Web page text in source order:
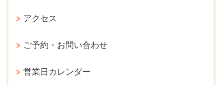
アクセス
ご予約・お問い合わせ
営業日カレンダー